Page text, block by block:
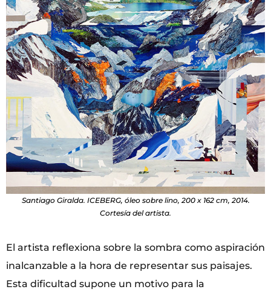
Santiago Giralda. ICEBERG, óleo sobre lino, 200 x 162 cm, 2014.
Cortesía del artista.
El artista reflexiona sobre la sombra como aspiración
inalcanzable a la hora de representar sus paisajes.
Esta dificultad supone un motivo para la